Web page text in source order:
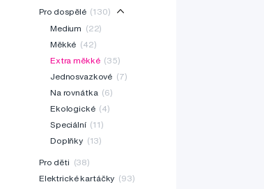
Pro dospělé (130)
Medium (22)
Měkké (42)
Extra měkké (35)
Jednosvazkové (7)
Na rovnátka (6)
Ekologické (4)
Speciální (11)
Doplňky (13)
Pro děti
(38)
Elektrické kartáčky (93)